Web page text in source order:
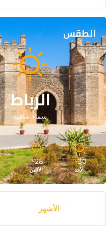
ة
ب
ا
ل
ر
ب
ا
ط
الطقس
الرباط
سماء صافية
30
℃
الأحد
28
℃
الأثنين
الأشهر